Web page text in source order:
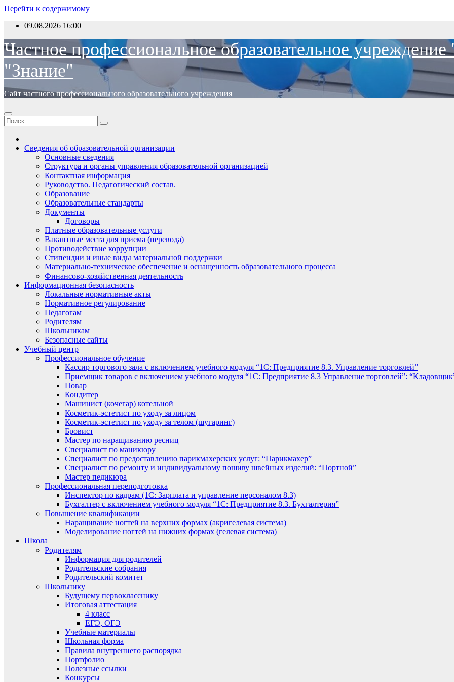
Перейти к содержимому
09.08.2026 16:00
Частное профессиональное образовательное
"Знание"
Сайт частного профессионального образовательного учреждения
Сведения об образовательной организации
Основные сведения
Структура и органы управления образовательной организацией
Контактная информация
Руководство. Педагогический состав.
Образование
Образовательные стандарты
Документы
Договоры
Платные образовательные услуги
Вакантные места для приема (перевода)
Противодействие коррупции
Стипендии и иные виды материальной поддержки
Материально-техническое обеспечение и оснащенность образовательного процесса
Финансово-хозяйственная деятельность
Информационная безопасность
Локальные нормативные акты
Нормативное регулирование
Педагогам
Родителям
Школьникам
Безопасные сайты
Учебный центр
Профессиональное обучение
Кассир торгового зала с включением учебного модуля “1С: Предприятие 8.3. Управление торговлей”
Приемщик товаров с включением учебного модуля “1С: Предприятие 8.3 Управление торговлей”:
Повар
Кондитер
Машинист (кочегар) котельной
Косметик-эстетист по уходу за лицом
Косметик-эстетист по уходу за телом (шугаринг)
Бровист
Мастер по наращиванию ресниц
Специалист по маникюру
Специалист по предоставлению парикмахерских услуг: “Парикмахер”
Специалист по ремонту и индивидуальному пошиву швейных изделий: “Портной”
Мастер педикюра
Профессиональная переподготовка
Инспектор по кадрам (1С: Зарплата и управление персоналом 8.3)
Бухгалтер с включением учебного модуля “1С: Предприятие 8.3. Бухгалтерия”
Повышение квалификации
Наращивание ногтей на верхних формах (акригелевая система)
Моделирование ногтей на нижних формах (гелевая система)
Школа
Родителям
Информация для родителей
Родительские собрания
Родительский комитет
Школьнику
Будущему первокласснику
Итоговая аттестация
4 класс
ЕГЭ, ОГЭ
Учебные материалы
Школьная форма
Правила внутреннего распорядка
Портфолио
Полезные ссылки
Конкурсы